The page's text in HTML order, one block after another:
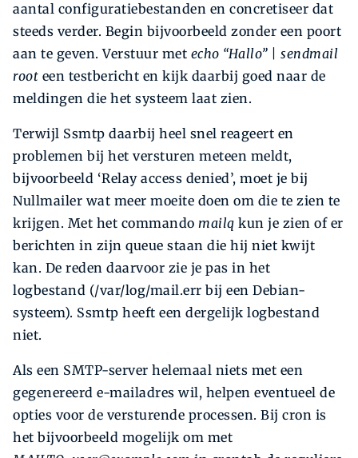
aantal configuratiebestanden en concretiseer dat
steeds verder. Begin bijvoorbeeld zonder een poort
aan te geven. Verstuur met echo “Hallo” | sendmail
root een testbericht en kijk daarbij goed naar de
meldingen die het systeem laat zien.
Terwijl Ssmtp daarbij heel snel reageert en
problemen bij het versturen meteen meldt,
bijvoorbeeld ‘Relay access denied’, moet je bij
Nullmailer wat meer moeite doen om die te zien te
krijgen. Met het commando mailq kun je zien of er
berichten in zijn queue staan die hij niet kwijt
kan. De reden daarvoor zie je pas in het
logbestand (/var/log/mail.err bij een Debian-
systeem). Ssmtp heeft een dergelijk logbestand
niet.
Als een SMTP-server helemaal niets met een
gegenereerd e-mailadres wil, helpen eventueel de
opties voor de versturende processen. Bij cron is
het bijvoorbeeld mogelijk om met